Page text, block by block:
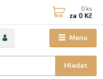
Menu
Hledat
0 ks
za 0 Kč